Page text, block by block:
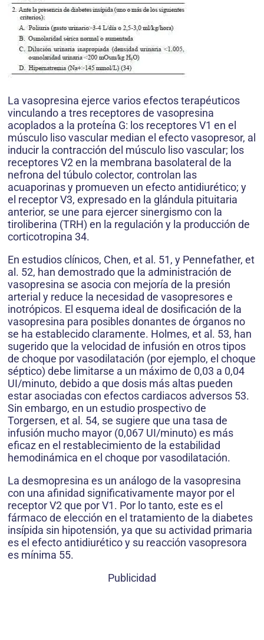
La vasopresina ejerce varios efectos terapéuticos
vinculando a tres receptores de vasopresina
acoplados a la proteína G: los receptores V1 en el
músculo liso vascular median el efecto vasopresor, al
inducir la contracción del músculo liso vascular; los
receptores V2 en la membrana basolateral de la
nefrona del túbulo colector, controlan las
acuaporinas y promueven un efecto antidiurético; y
el receptor V3, expresado en la glándula pituitaria
anterior, se une para ejercer sinergismo con la
tiroliberina (TRH) en la regulación y la producción de
corticotropina 34.
En estudios clínicos, Chen, et al. 51, y Pennefather, et
al. 52, han demostrado que la administración de
vasopresina se asocia con mejoría de la presión
arterial y reduce la necesidad de vasopresores e
inotrópicos. El esquema ideal de dosificación de la
vasopresina para posibles donantes de órganos no
se ha establecido claramente. Holmes, et al. 53, han
sugerido que la velocidad de infusión en otros tipos
de choque por vasodilatación (por ejemplo, el choque
séptico) debe limitarse a un máximo de 0,03 a 0,04
UI/minuto, debido a que dosis más altas pueden
estar asociadas con efectos cardiacos adversos 53.
Sin embargo, en un estudio prospectivo de
Torgersen, et al. 54, se sugiere que una tasa de
infusión mucho mayor (0,067 UI/minuto) es más
eficaz en el restablecimiento de la estabilidad
hemodinámica en el choque por vasodilatación.
La desmopresina es un análogo de la vasopresina
con una afinidad significativamente mayor por el
receptor V2 que por V1. Por lo tanto, este es el
fármaco de elección en el tratamiento de la diabetes
insípida sin hipotensión, ya que su actividad primaria
es el efecto antidiurético y su reacción vasopresora
es mínima 55.
Publicidad